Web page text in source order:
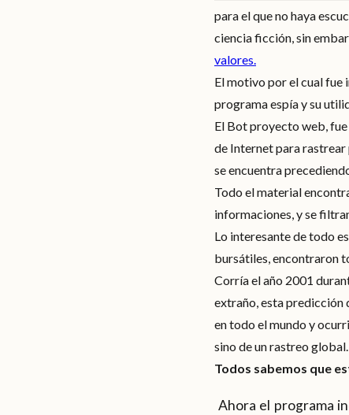
para el que no haya
ciencia ficción, sin
valores.
El motivo por el cual fue
programa espía y su
El Bot proyecto web,
de Internet para rastrear
se encuentra
Todo el material
informaciones, y se
Lo interesante de todo
bursátiles, encontraron
Corría el año 2001
extraño, esta predicción
en todo el mundo y
sino de un rastreo global.
Todos sabemos que
Ahora el programa